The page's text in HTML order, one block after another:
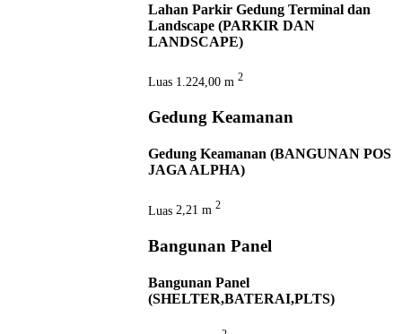
Lahan Parkir Gedung Terminal dan
Landscape (PARKIR DAN
LANDSCAPE)
Luas 1.224,00 m 2
Gedung Keamanan
Gedung Keamanan (BANGUNAN POS
JAGA ALPHA)
Luas 2,21 m 2
Bangunan Panel
Bangunan Panel
(SHELTER,BATERAI,PLTS)